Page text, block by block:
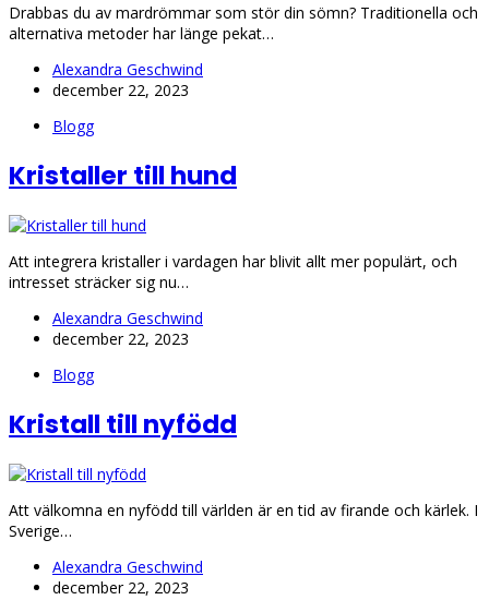
Drabbas du av mardrömmar som stör din sömn? Traditionella och
alternativa metoder har länge pekat…
Alexandra Geschwind
december 22, 2023
Blogg
Kristaller till hund
Att integrera kristaller i vardagen har blivit allt mer populärt, och
intresset sträcker sig nu…
Alexandra Geschwind
december 22, 2023
Blogg
Kristall till nyfödd
Att välkomna en nyfödd till världen är en tid av firande och kärlek. I
Sverige…
Alexandra Geschwind
december 22, 2023